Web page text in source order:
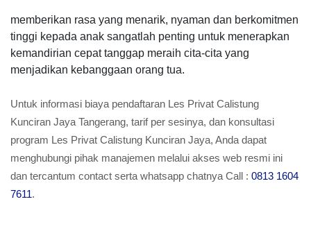
memberikan rasa yang menarik, nyaman dan berkomitmen
tinggi kepada anak sangatlah penting untuk menerapkan
kemandirian cepat tanggap meraih cita-cita yang
menjadikan kebanggaan orang tua.
Untuk informasi biaya pendaftaran Les Privat Calistung
Kunciran Jaya Tangerang, tarif per sesinya, dan konsultasi
program Les Privat Calistung Kunciran Jaya, Anda dapat
menghubungi pihak manajemen melalui akses web resmi ini
dan tercantum contact serta whatsapp chatnya Call : 0813 1604
7611.